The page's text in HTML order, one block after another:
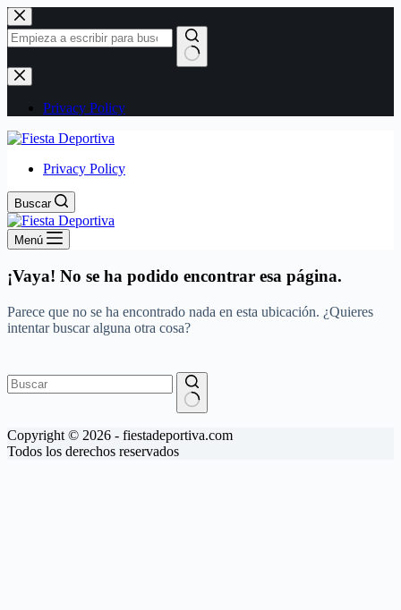
Saltar
al
contenido
Sin
resultados
Privacy Policy
Privacy Policy
Buscar
Menú
¡Vaya! No se ha podido encontrar esa página.
Parece que no se ha encontrado nada en esta ubicación. ¿Quieres
intentar buscar alguna otra cosa?
resultados
Copyright © 2026 - fiestadeportiva.com
Todos los derechos reservados